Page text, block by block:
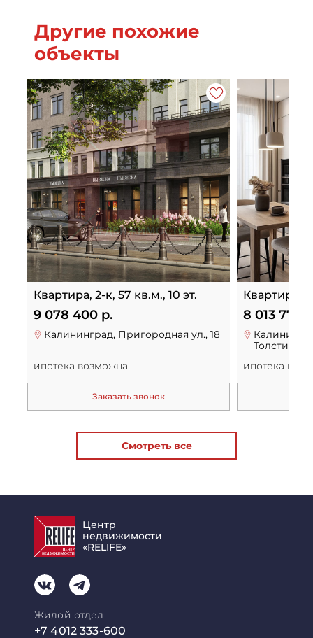
Другие похожие
объекты
Квартира, 2-к, 57 кв.м., 10 эт.
9 078 400 р.
Калининград, Пригородная ул., 18
ипотека возможна
Заказать звонок
Квартира,
8 013 775
ипотека
Смотреть все
Центр
недвижимости
«RELIFE»
Жилой отдел
+7 4012 333-600